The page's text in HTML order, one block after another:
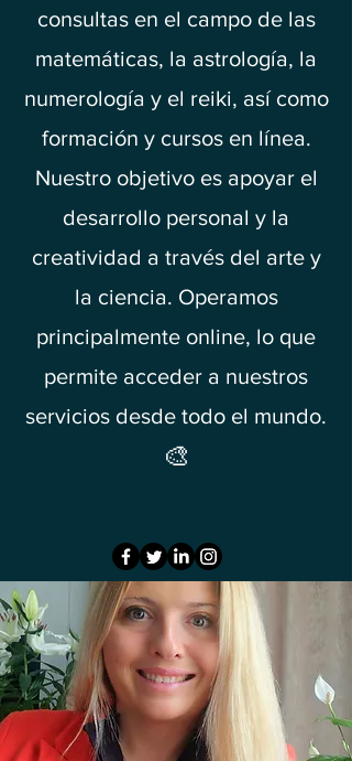
consultas en el campo de las
matemáticas, la astrología, la
numerología y el reiki, así como
formación y cursos en línea.
Nuestro objetivo es apoyar el
desarrollo personal y la
creatividad a través del arte y
la ciencia. Operamos
principalmente online, lo que
permite acceder a nuestros
servicios desde todo el mundo.
🎨